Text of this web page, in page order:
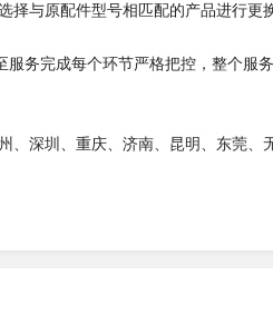
择与原配件型号相匹配的产品进行更
务完成每个环节严格把控，整个服
深圳、重庆、济南、昆明、东莞、